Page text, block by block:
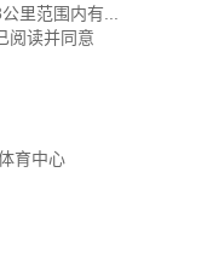
里范围内有...
阅读并同意
育中心